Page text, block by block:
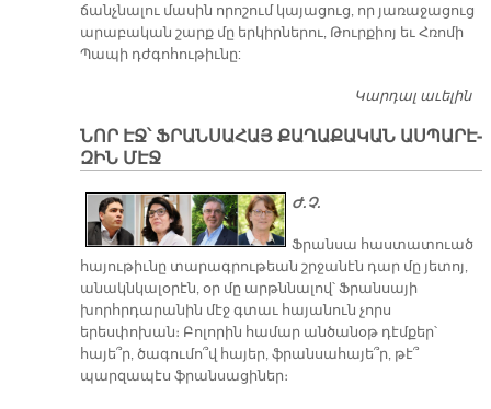
ճանչնալու մասին որոշում կայացուց, որ յառաջացուց
արաբական շարք մը երկիրներու, Թուրքիոյ եւ Հռոմի
Պապի դժգոհութիւնը:
Կարդալ աւելին
ՆՈՐ ԷՋ՝ ՖՐԱՆ­ՍԱ­ՀԱՅ ՔԱ­ՂԱ­ՔԱ­ԿԱՆ ԱՍ­ՊԱ­ՐԷ­
ԶԻՆ ՄԷՋ
Ժ. Չ.
Ֆրանսա հաստատուած
հայութիւնը տարագրութեան շրջանէն դար մը յետոյ,
անակնկալօրէն, օր մը արթննալով՝ Ֆրանսայի
խորհրդարանին մէջ գտաւ հայանուն չորս
երեսփոխան։ Բոլորին համար անծանօթ դէմքեր՝
հայե՞ր, ծագումո՞վ հայեր, ֆրանսահայե՞ր, թէ՞
պարզապէս ֆրանսացիներ։